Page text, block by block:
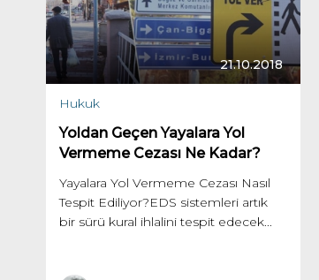
21.10.2018
Hukuk
Yoldan Geçen Yayalara Yol
Vermeme Cezası Ne Kadar?
Yayalara Yol Vermeme Cezası Nasıl
Tespit Ediliyor?EDS sistemleri artık
bir sürü kural ihlalini tespit edecek...